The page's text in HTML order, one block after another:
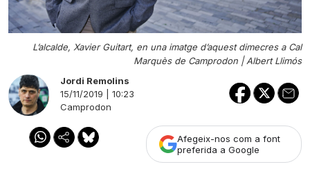
L’alcalde, Xavier Guitart, en una imatge d’aquest dimecres a Cal
Marquès de Camprodon |Albert Llimós
Jordi Remolins
15/11/2019 | 10:23
Camprodon
Afegeix-nos com a font
preferida a Google